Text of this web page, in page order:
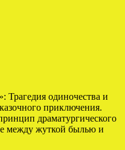
одиночества и
приключения.
драматургического
между жуткой былью и